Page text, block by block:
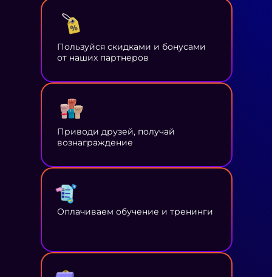
Пользуйся скидками и бонусами
от наших партнеров
Приводи друзей, получай
вознаграждение
Оплачиваем обучение и тренинги